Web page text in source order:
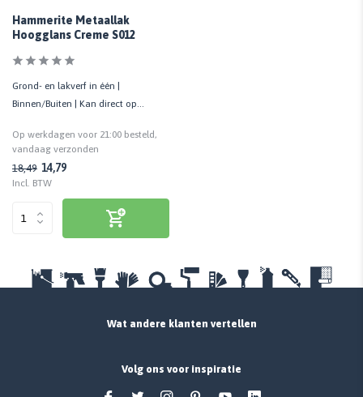
Hammerite Metaallak
Hoogglans Creme S012
Grond- en lakverf in één |
Binnen/Buiten | Kan direct op
Op werkdagen voor 21:00 besteld,
vandaag verzonden
18,49 14,79
Incl. BTW
Wat andere klanten vertellen
Volg ons voor inspiratie